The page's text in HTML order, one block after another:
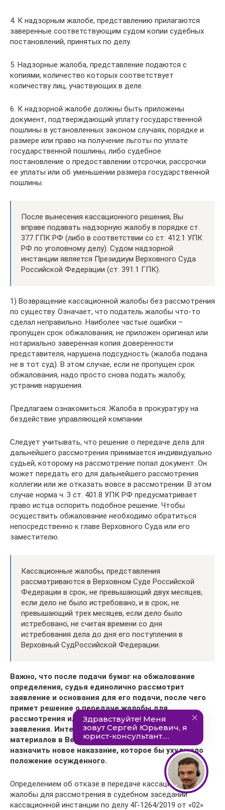
4. К надзорным жалобе, представлению прилагаются
заверенные соответствующим судом копии судебных
постановлений, принятых по делу.
5. Надзорные жалоба, представление подаются с
копиями, количество которых соответствует
количеству лиц, участвующих в деле.
6. К надзорной жалобе должны быть приложены
документ, подтверждающий уплату государственной
пошлины в установленных законом случаях, порядке и
размере или право на получение льготы по уплате
государственной пошлины, либо судебное
постановление о предоставлении отсрочки, рассрочки
ее уплаты или об уменьшении размера государственной
пошлины.
После вынесения кассационного решения, Вы
вправе подавать надзорную жалобу в порядке ст.
377 ГПК РФ (либо в соответствии со ст. 412.1 УПК
РФ по уголовному делу). Судом надзорной
инстанции является Президиум Верховного Суда
Российской Федерации (ст. 391.1 ГПК).
1) Возвращение кассационной жалобы без рассмотрения
по существу. Означает, что податель жалобы что-то
сделал неправильно. Наиболее частые ошибки –
пропущен срок обжалования; не приложен оригинал или
нотариально заверенная копия доверенности
представителя, нарушена подсудность (жалоба подана
не в тот суд). В этом случае, если не пропущен срок
обжалования, надо просто снова подать жалобу,
устранив нарушения.
Предлагаем ознакомиться: Жалоба в прокуратуру на
бездействие управляющей компании
Следует учитывать, что решение о передаче дела для
дальнейшего рассмотрения принимается индивидуально
судьей, которому на рассмотрение попал документ. Он
может передать его для дальнейшего рассмотрения
коллегии или же отказать вовсе в рассмотрении. В этом
случае норма ч. 3 ст. 401.8 УПК РФ предусматривает
право истца оспорить подобное решение. Чтобы
осуществить обжалование необходимо обратиться
непосредственно к главе Верховного Суда или его
заместителю.
Кассационные жалобы, представления
рассматриваются в Верховном Суде Российской
Федерации в срок, не превышающий двух месяцев,
если дело не было истребовано, и в срок, не
превышающий трех месяцев, если дело было
истребовано, не считая времени со дня
истребования дела до дня его поступления в
Верховный СудРоссийской Федерации.
Важно, что после подачи бумаг на обжалование
определения, судья единолично рассмотрит
заявление и основания для его подачи, после чего
примет решение о передаче жалобы для
рассмотрения или отказе в удовлетворении
заявления. Интересно, что в процессе изучения
материалов в Верховном суде РФ, он не сможет
назначить новое наказание, которое бы ухудшало
положение осужденного.
Определением об отказе в передаче кассационной
жалобы для рассмотрения в судебном заседании
кассационной инстанции по делу 4Г-1264/2019 от «02»